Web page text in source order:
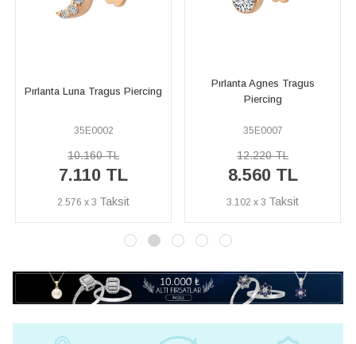
Piercing
35E0007
12.220 TL
8.560 TL
3.102 x 3
Pırlanta Luminous Tragus
Piercing
35E0006
9.490 TL
6.640 TL
2.406 x 3